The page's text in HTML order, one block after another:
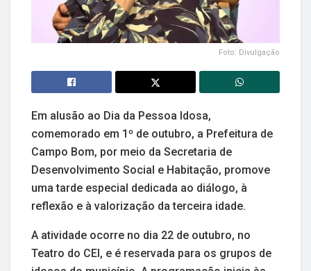
Foto: Divulgação
Em alusão ao Dia da Pessoa Idosa,
comemorado em 1º de outubro, a Prefeitura de
Campo Bom, por meio da Secretaria de
Desenvolvimento Social e Habitação, promove
uma tarde especial dedicada ao diálogo, à
reflexão e à valorização da terceira idade.
A atividade ocorre no dia 22 de outubro, no
Teatro do CEI, e é reservada para os grupos de